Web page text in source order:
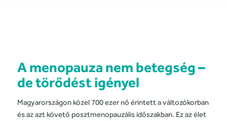
A menopauza nem betegség –
de törődést igényel
Magyarországon közel 700 ezer nő érintett a változókorban
és az azt követő posztmenopauzális időszakban. Ez az élet